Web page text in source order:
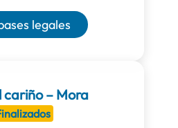
legales
cariño – Mora